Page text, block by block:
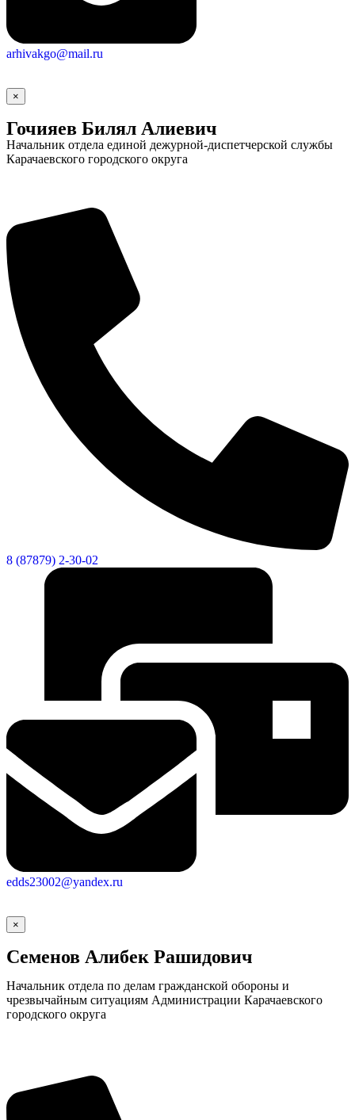
arhivakgo@mail.ru
×
Гочияев Билял Алиевич
Начальник отдела единой дежурной-диспетчерской службы
Карачаевского городского округа
8 (87879) 2-30-02
edds23002@yandex.ru
×
Семенов Алибек Рашидович
Начальник отдела по делам гражданской обороны и
чрезвычайным ситуациям Администрации Карачаевского
городского округа